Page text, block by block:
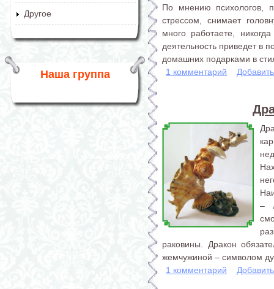
Другое
Наша группа
По мнению психологов,
стрессом, снимает
много работаете,
деятельность приведет в
домашних подарками в
1 комментарий
–
раковины. Дракон
жемчужиной – символом
1 комментарий